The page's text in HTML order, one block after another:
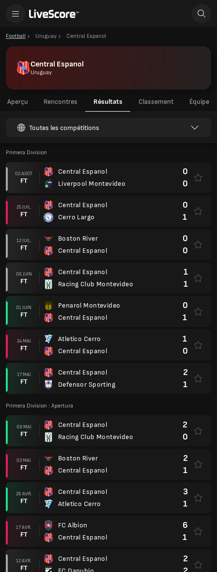
Football Uruguay Central Espanol
Central Espanol
Uruguay
Aperçu Rencontres Résultats Classement Équipe
Toutes les compétitions
Primera Division
02 AOÛT
FT
Central Espanol
Liverpool Montevideo
0
0
25 JUIL.
FT
Central Espanol
Cerro Largo
0
1
12 JUIL.
FT
Boston River
Central Espanol
0
0
06 JUIN
FT
Central Espanol
Racing Club Montevideo
1
1
01 JUIN
FT
Penarol Montevideo
Central Espanol
0
1
24 MAI
FT
Atletico Cerro
Central Espanol
1
0
17 MAI
FT
Central Espanol
Defensor Sporting
2
1
Primera Division : Apertura
09 MAI
FT
Central Espanol
Racing Club Montevideo
2
0
03 MAI
FT
Boston River
Central Espanol
2
1
26 AVR.
FT
Central Espanol
Atletico Cerro
3
1
17 AVR.
FT
FC Albion
Central Espanol
6
1
12 AVR.
FT
Central Espanol
2